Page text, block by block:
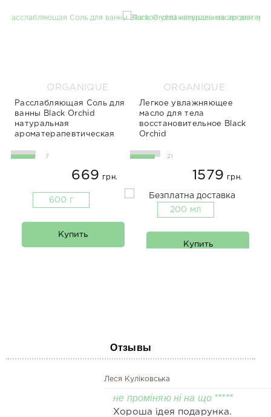
ORGANIQUE
Расслабляющая Соль для
ванны Black Orchid
натуральная
ароматерапевтическая
7
669 грн.
600 г
Купить
ORGANIQUE
Легкое увлажняющее
масло для тела
восстановительное Black
Orchid
21
1579 грн.
200 мл
Купить
Отзывы
Леся Куліковська
не проміняю ні на що *****
Хороша ідея подарунка.